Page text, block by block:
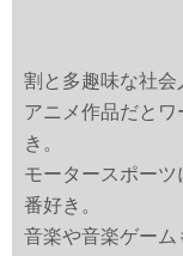
割と多趣味な社会
アニメ作品だと
き。
モータースポー
番好き。
音楽や音楽ゲー